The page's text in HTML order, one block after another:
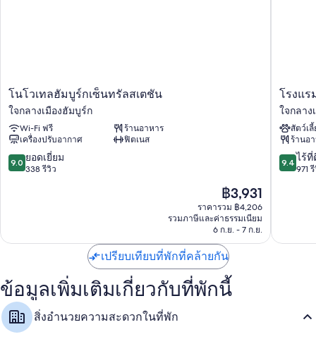
สิ่งอำนวยความสะดวกอื่นๆ ภายในห้องพักได้แก่
ห้องน้ำพร้อมฝักบัวและของใช้ในห้องน้ำฟรี
ทีวีจอแบนพร้อม ช่องดาวเทียม
กาต้มน้ำไฟฟ้า, บริการทำความสะอาดทุกวัน และโต๊ะทำงาน
โน
โว
เทล
ฮัม
บูร์
ก
เซ็น
ฮัม
โนโวเทลฮัมบูร์กเซ็นทรัลสเตชัน
ใจกลางเมืองฮัมบูร์ก
Wi-Fi ฟรี
ร้านอาหาร
เครื่องปรับอากาศ
ฟิตเนส
9.0
จาก
9.0 ยอดเยี่ยม
338 รีวิว
ราคา
ปัจจุบัน
คือ
฿3,931
฿3,931
ราคารวม ฿4,206
รวมภาษีและค่าธรรมเนียม
6 ก.ย. - 7 ก.ย.
โรงแรม
ฮอ
ลิ
เดย์
อินน์
ฮัม
บูร์
บาย
โรงแร
ใจกลาง
สัตว์เ
ร้านอ
9.4
จาก
รีวิว
9.4 ไร้ที่
971
เปรียบเทียบที่พักที่คล้ายกัน
ข้อมูลเพิ่มเติมเกี่ยวกับที่พักนี้
สิ่งอำนวยความสะดวกในที่พัก